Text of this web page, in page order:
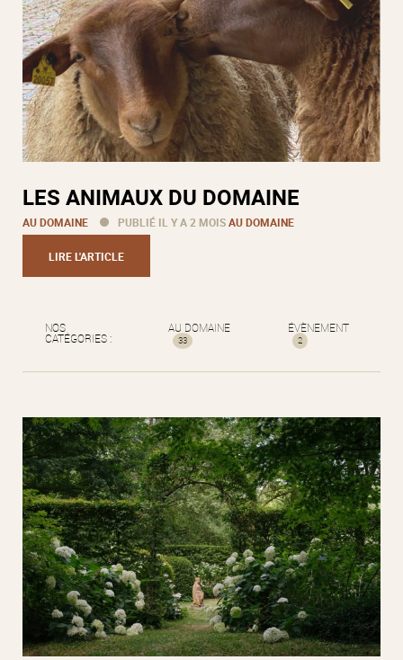
LES ANIMAUX DU DOMAINE
AU DOMAINE PUBLIÉ IL Y A 2 MOISAU DOMAINE
LIRE L'ARTICLE
NOS
CATÉGORIES :
AU DOMAINE
33
ÉVÈNEMENT
2